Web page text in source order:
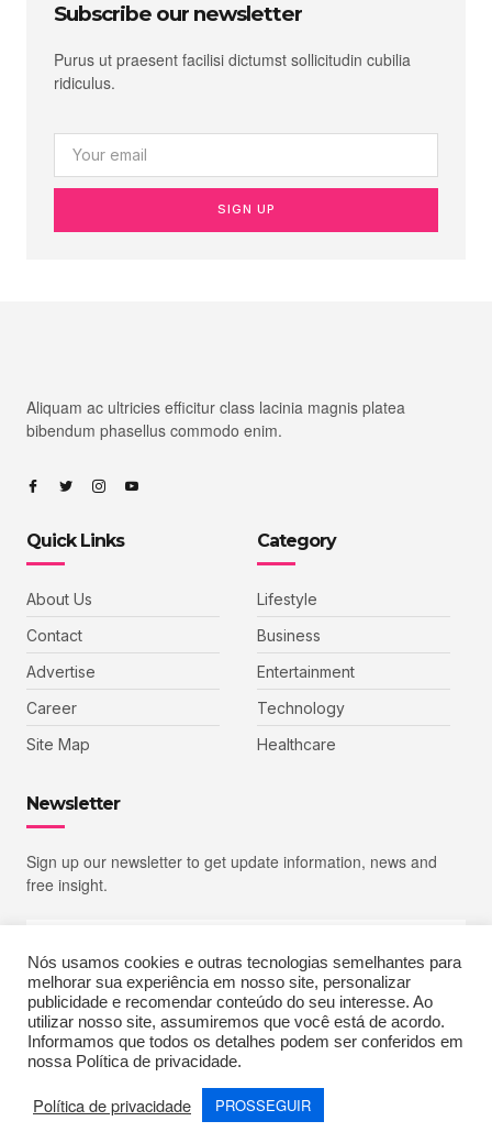
Subscribe our newsletter
Purus ut praesent facilisi dictumst sollicitudin cubilia
ridiculus.
SIGN UP
Aliquam ac ultricies efficitur class lacinia magnis platea
bibendum phasellus commodo enim.
Quick Links
About Us
Contact
Advertise
Career
Site Map
Category
Lifestyle
Business
Entertainment
Technology
Healthcare
Newsletter
Sign up our newsletter to get update information, news and
free insight.
SIGN UP
Copyright © 2023 Echoiz, All rights reserved. Powered by MoxCreative
Privacy Policy Cookie Policy
Nós usamos cookies e outras tecnologias semelhantes para
melhorar sua experiência em nosso site, personalizar
publicidade e recomendar conteúdo do seu interesse. Ao
utilizar nosso site, assumiremos que você está de acordo.
Informamos que todos os detalhes podem ser conferidos em
nossa Política de privacidade.
Política de privacidade PROSSEGUIR